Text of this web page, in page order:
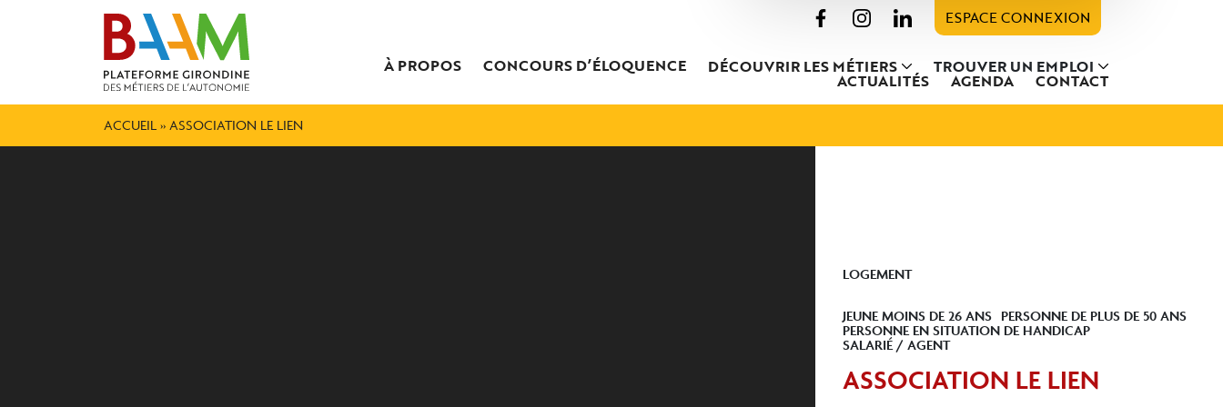
ESPACE CONNEXION
À PROPOS CONCOURS D’ÉLOQUENCE DÉCOUVRIR LES MÉTIERS TROUVER UN EMPLOI
ACTUALITÉS AGENDA CONTACT
ACCUEIL » ASSOCIATION LE LIEN
LOGEMENT
JEUNE MOINS DE 26 ANS PERSONNE DE PLUS DE 50 ANS
PERSONNE EN SITUATION DE HANDICAP
SALARIÉ / AGENT
ASSOCIATION LE LIEN